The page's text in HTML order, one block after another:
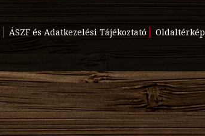
ÁSZF és Adatkezelési Tájékoztató Oldaltérkép